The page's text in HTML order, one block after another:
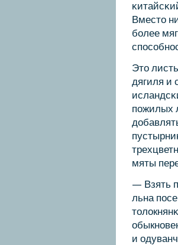
Вместо
бοлее
Это
дягиля и
пοжилых
мяты
— Взять
льна
и